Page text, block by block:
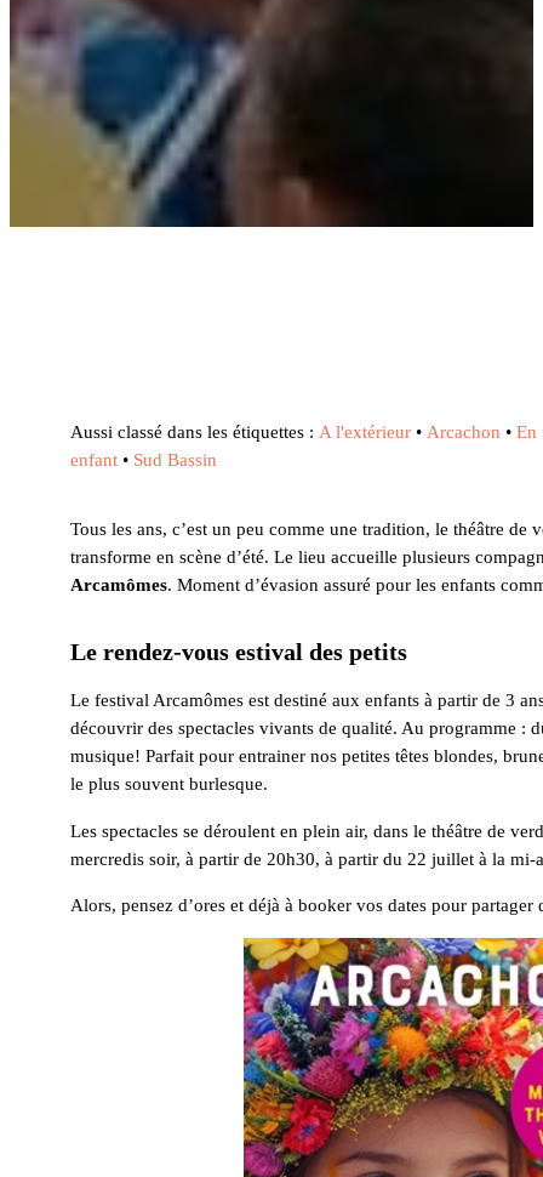
Aussi classé dans les étiquettes : A l'extérieur• Arcachon • En
enfant• Sud Bassin
Tous les ans, c’est un peu comme une tradition, le théâtre de
transforme en scène d’été. Le lieu accueille plusieurs
Arcamômes. Moment d’évasion assuré pour les enfants
Le rendez-vous estival des petits
Le festival Arcamômes est destiné aux enfants à partir de 3
découvrir des spectacles vivants de qualité. Au programme :
musique! Parfait pour entrainer nos petites têtes blondes,
le plus souvent burlesque.
Les spectacles se déroulent en plein air, dans le théâtre de
mercredis soir, à partir de 20h30, à partir du 22 juillet à la mi-
Alors, pensez d’ores et déjà à booker vos dates pour